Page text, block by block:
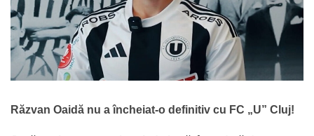
Răzvan Oaidă nu a încheiat-o definitiv cu FC „U” Cluj!